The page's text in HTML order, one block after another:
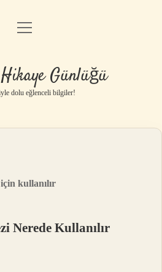
Anasayfa
Yasal Uyarı
menüyü
Günlüğü
dolu eğlenceli bilgiler!
kullanılır
Nerede Kullanılır